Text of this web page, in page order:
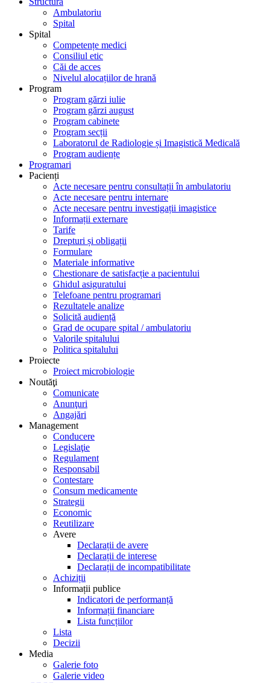
Ambulatoriu
Spital
Spital
Competențe medici
Consiliul etic
Căi de acces
Nivelul alocațiilor de hrană
Program
Program gărzi iulie
Program gărzi august
Program cabinete
Program secții
Laboratorul de Radiologie și Imagistică Medicală
Program audiențe
Programari
Pacienți
Acte necesare pentru consultații în ambulatoriu
Acte necesare pentru internare
Acte necesare pentru investigații imagistice
Informații externare
Tarife
Drepturi și obligații
Formulare
Materiale informative
Chestionare de satisfacție a pacientului
Ghidul asiguratului
Telefoane pentru programari
Rezultatele analize
Solicită audiență
Grad de ocupare spital / ambulatoriu
Valorile spitalului
Politica spitalului
Proiecte
Proiect microbiologie
Noutăţi
Comunicate
Anunţuri
Angajări
Management
Conducere
Legislaţie
Regulament
Responsabil
Contestare
Consum medicamente
Strategii
Economic
Reutilizare
Avere
Declarații de avere
Declarații de interese
Declarații de incompatibilitate
Achiziții
Informații publice
Indicatori de performanță
Informații financiare
Lista funcțiilor
Lista
Decizii
Media
Galerie foto
Galerie video